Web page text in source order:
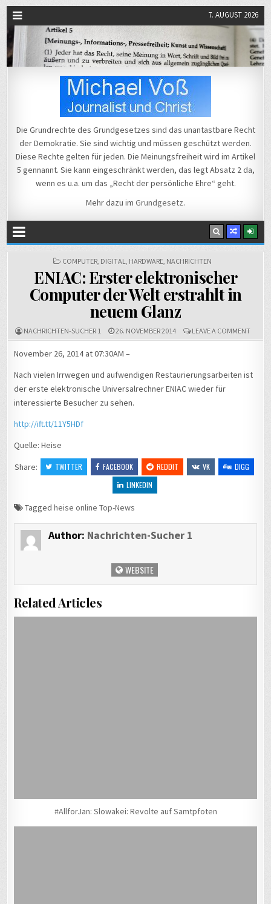
7. AUGUST 2026
Michael Voß
Die Grundrechte des Grundgesetzes sind das unantastbare Recht
der Demokratie. Sie sind wichtig und müssen geschützt werden.
Diese Rechte gelten für jeden. Die Meinungsfreiheit wird im Artikel
5 gennannt. Sie kann eingeschränkt werden, das legt Absatz 2 da,
wenn es u.a. um das „Recht der persönliche Ehre“ geht.
Mehr dazu im Grundgesetz.
POSTED
COMPUTER, DIGITAL, HARDWARE, NACHRICHTEN
ENIAC: Erster elektronischer
Computer der Welt erstrahlt in
neuem Glanz
NACHRICHTEN-SUCHER 1 26. NOVEMBER 2014 LEAVE A COMMENTON
ENIAC:
DER
November 26, 2014 at 07:30AM –
Nach vielen Irrwegen und aufwendigen Restaurierungsarbeiten ist
der erste elektronische Universalrechner ENIAC wieder für
interessierte Besucher zu sehen.
http://ift.tt/11Y5HDf
Quelle: Heise
Share:
TWITTER FACEBOOK REDDIT VK
DIGG
LINKEDIN
Taggedheise online Top-News
Author: Nachrichten-Sucher 1
WEBSITE
Related Articles
#AllforJan: Slowakei: Revolte auf Samtpfoten